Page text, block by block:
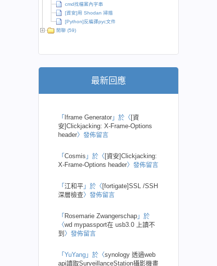
cmd找檔案內字串
[資安]用 Shodan 掃描
[Python]反編譯pyc文件
閒聊 (59)
最新回應
「 Iframe Generator 」於〈 [資
安]Clickjacking: X-Frame-Options
header〉發佈留言
「 Cosmis 」於〈 [資安]Clickjacking:
X-Frame-Options header〉發佈留言
「 江和平 」於〈 [fortigate]SSL /SSH
深層檢查〉發佈留言
「 Rosemarie Zwangerschap 」於
〈wd mypassport在 usb3.0 上讀不
到 〉發佈留言
「 YuYang 」於〈synology 透過web
api讀取SurveillanceStation攝影機畫